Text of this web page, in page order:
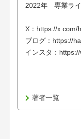
2022年 専業ライ
X：https://x.com/
ブログ：https://
インスタ：
著者一覧